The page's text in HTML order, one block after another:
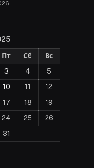
Пт Сб
Вс
3 4
5
10 11
12
17 18
19
24 25
26
31